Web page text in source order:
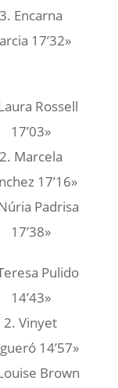
3. Encarna
17’32»
Rossell
17’03»
2. Marcela
17’16»
Padrisa
17’38»
Pulido
14’43»
2. Vinyet
14’57»
Brown